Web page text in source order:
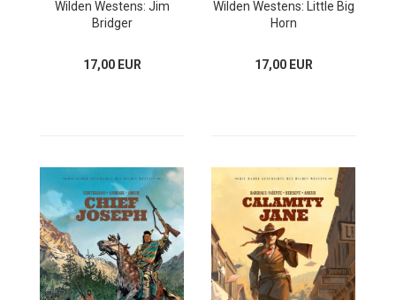
Wilden Westens: Jim
Bridger
17,00 EUR
Wilden Westens: Little Big
Horn
17,00 EUR